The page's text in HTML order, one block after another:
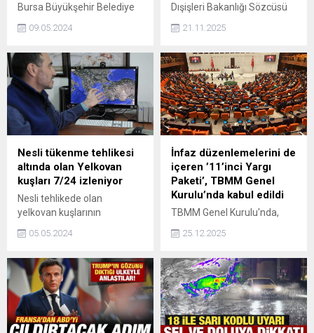
Bursa Büyükşehir Belediye
gündeme getirdiği iddiaları
09.05.2024
Dışişleri Bakanlığı Sözcüsü
Avrupa Birliği'nin (AB) Deniz
Platformu üzerinden
Türkiye'nin deniz yetki
alanlarını ihlal eden bir
haritayı kabul ettirme
girişimine sert tepki
gösterdi.
21.11.2025
Nesli tükenme tehlikesi
altında olan Yelkovan
kuşları 7/24 izleniyor
Nesli tehlikede olan
yelkovan kuşlarının
akademisyenler, İstanbul
kuşu, uzun uğraşlar sonucu
sırtlarına taktıkları uydu
cihazlarıyla 24 saat takip
ediyor.
05.05.2024
İnfaz düzenlemelerini de
içeren ’11’inci Yargı
Paketi’, TBMM Genel
Kurulu’nda kabul edildi
TBMM Genel Kurulu'nda,
Paketi' olarak da bilinen,
Kanunlarda Değişiklik
Yapılmasına Dair Kanun
Teklifi' kabul edildi.
25.12.2025